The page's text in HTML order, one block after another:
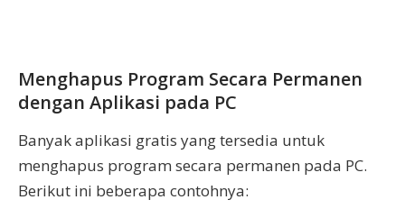
Menghapus Program Secara Permanen
dengan Aplikasi pada PC
Banyak aplikasi gratis yang tersedia untuk
menghapus program secara permanen pada PC.
Berikut ini beberapa contohnya: